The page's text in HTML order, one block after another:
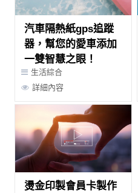
汽車隔熱紙gps追蹤
器，幫您的愛車添加
一雙智慧之眼！
生活綜合
詳細內容
燙金印製會員卡製作